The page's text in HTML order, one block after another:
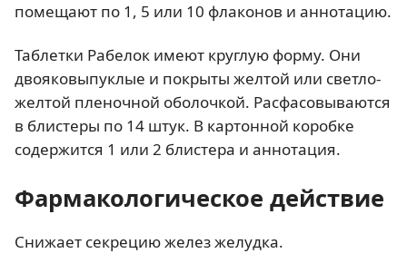
помещают по 1, 5 или 10 флаконов и аннотацию.
Таблетки Рабелок имеют круглую форму. Они
двояковыпуклые и покрыты желтой или светло-
желтой пленочной оболочкой. Расфасовываются
в блистеры по 14 штук. В картонной коробке
содержится 1 или 2 блистера и аннотация.
Фармакологическое действие
Снижает секрецию желез желудка.